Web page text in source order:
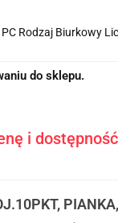
Rodzaj Biurkowy
do sklepu.
i